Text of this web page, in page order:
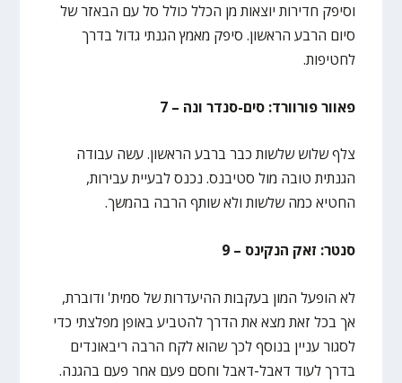
וסיפק חדירות יוצאות מן הכלל כולל סל עם הבאזר של
סיום הרבע הראשון. סיפק מאמץ הגנתי גדול בדרך
לחטיפות.
פאוור פורוורד: סים-סנדר ונה – 7
צלף שלוש שלשות כבר ברבע הראשון. עשה עבודה
הגנתית טובה מול סטיבנס. נכנס לבעיית עבירות,
החטיא כמה שלשות ולא שותף הרבה בהמשך.
סנטר: זאק הנקינס – 9
לא הופעל המון בעקבות ההיעדרות של סמית' ודוברת,
אך בכל זאת מצא את הדרך להטביע באופן מפלצתי כדי
לסגור עניין בנוסף לכך שהוא לקח הרבה ריבאונדים
בדרך לעוד דאבל-דאבל וחסם פעם אחר פעם בהגנה.